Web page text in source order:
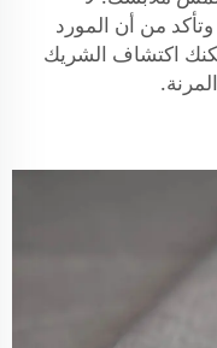
من أن المورد
اكتشاف الشريك